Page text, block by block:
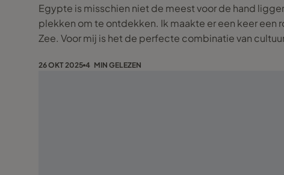
Egypte is misschien niet de meest voor de hand
plekken om te ontdekken. Ik maakte er een keer een
Zee. Voor mij is het de perfecte combinatie van
26 OKT 2025 4 MIN GELEZEN